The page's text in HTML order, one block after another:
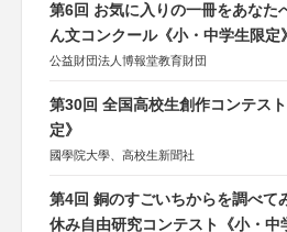
第6回 お気に入りの一冊をあなた
ん文コンクール《小・中学生限定》
公益財団法人博報堂教育財団
第30回 全国高校生創作コンテス
定》
國學院大學、高校生新聞社
第4回 銅のすごいちからを調べて
休み自由研究コンテスト《小・中